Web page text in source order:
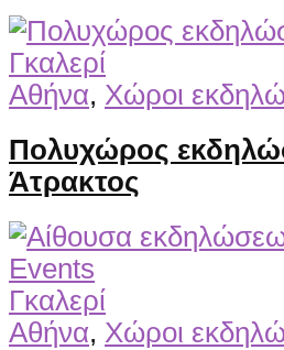
Γκαλερί
Αθήνα, Χώροι
Πολυχώρος
Άτρακτος
Γκαλερί
Αθήνα, Χώροι